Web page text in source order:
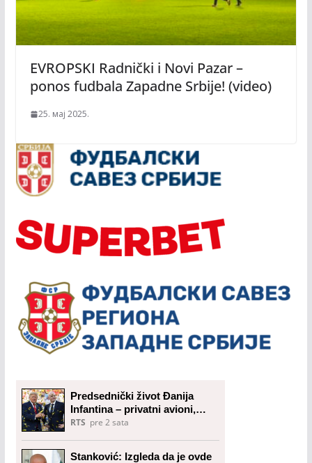
EVROPSKI Radnički i Novi Pazar –
ponos fudbala Zapadne Srbije! (video)
25. мај 2025.